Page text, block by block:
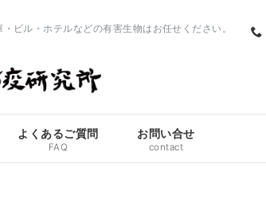
ビル・ホテルなどの有害生物はお任せください。
よくあるご質問
FAQ
お問い合せ
contact